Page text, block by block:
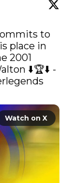
2001
Watch on X